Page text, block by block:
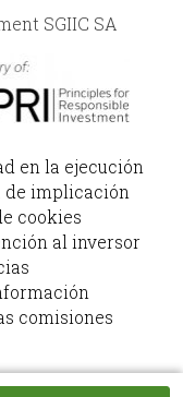
SGIIC SA
en la ejecución
de implicación
cookies
al inversor
comisiones